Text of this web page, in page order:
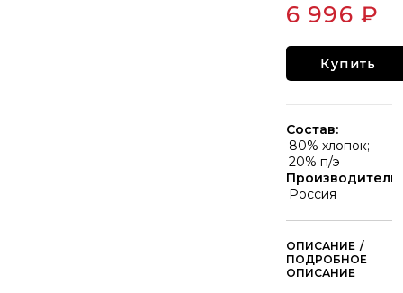
6 996 ₽
Купить
Состав:
80% хлопок;
20% п/э
Производитель:
Россия
/